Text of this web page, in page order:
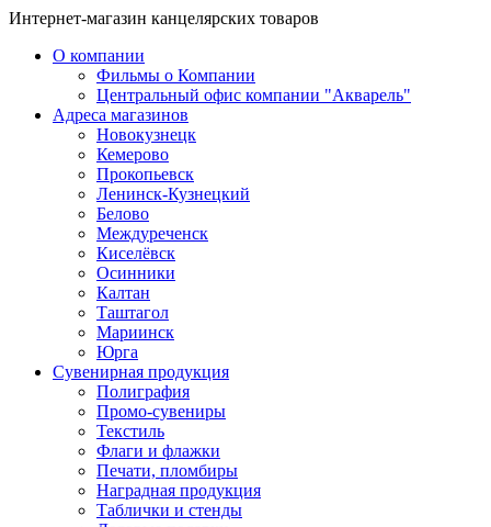
Интернет-магазин канцелярских товаров
О компании
Фильмы о Компании
Центральный офис компании "Акварель"
Адреса магазинов
Новокузнецк
Кемерово
Прокопьевск
Ленинск-Кузнецкий
Белово
Междуреченск
Киселёвск
Осинники
Калтан
Таштагол
Мариинск
Юрга
Сувенирная продукция
Полиграфия
Промо-сувениры
Текстиль
Флаги и флажки
Печати, пломбиры
Наградная продукция
Таблички и стенды